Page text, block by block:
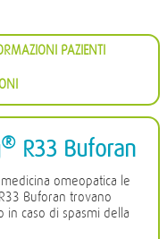
PAZIENTI
® R33 Buforan
omeopatica le
R33 Buforan trovano
in caso di spasmi della